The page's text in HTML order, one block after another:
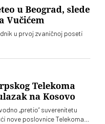
u Beograd, slede
Vučićem
u prvoj zvaničnoj poseti
Telekoma
na Kosovo
„pretio“ suverenitetu
nove poslovnice Telekoma